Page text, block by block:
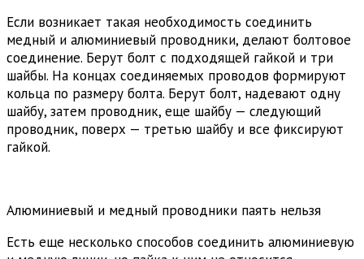
Если возникает такая необходимость соединить
медный и алюминиевый проводники, делают болтовое
соединение. Берут болт с подходящей гайкой и три
шайбы. На концах соединяемых проводов формируют
кольца по размеру болта. Берут болт, надевают одну
шайбу, затем проводник, еще шайбу — следующий
проводник, поверх — третью шайбу и все фиксируют
гайкой.
Алюминиевый и медный проводники паять нельзя
Есть еще несколько способов соединить алюминиевую